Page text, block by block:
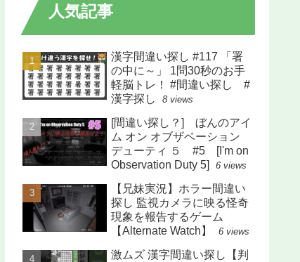
人気記事
漢字間違い探し #117 「署
の中に～」 1問30秒のお手
軽脳トレ！ #間違い探し #
漢字探し
8 views
[間違い探し？] ぼんのアイ
ム オン オブザベーション
デューティ ５ #5 [I'm on
Observation Duty 5]
6 views
【兄妹実況】ホラー間違い
探し 監視カメラに映る怪奇
現象を報告するゲーム
【Alternate Watch】
6 views
激ムズ 漢字間違い探し【判